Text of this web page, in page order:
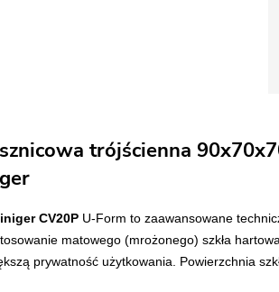
trójścienna
CV20P U-Form to zaawansowane
matowego (mrożonego) szkła
prywatność użytkowania. Powierzchnia